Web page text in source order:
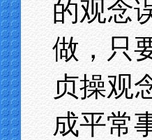
的观念
做，只
贞操观
成平常